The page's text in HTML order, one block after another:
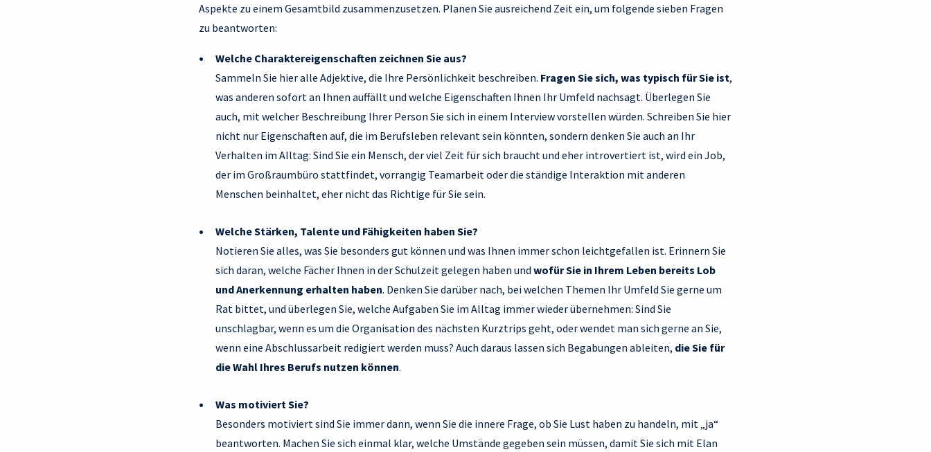
Aspekte zu einem Gesamtbild zusammenzusetzen. Planen Sie ausreichend Zeit ein, um folgende sieben Fragen
zu beantworten:
Welche Charaktereigenschaften zeichnen Sie aus?
Sammeln Sie hier alle Adjektive, die Ihre Persönlichkeit beschreiben. Fragen Sie sich, was typisch für Sie ist,
was anderen sofort an Ihnen auffällt und welche Eigenschaften Ihnen Ihr Umfeld nachsagt. Überlegen Sie
auch, mit welcher Beschreibung Ihrer Person Sie sich in einem Interview vorstellen würden. Schreiben Sie hier
nicht nur Eigenschaften auf, die im Berufsleben relevant sein könnten, sondern denken Sie auch an Ihr
Verhalten im Alltag: Sind Sie ein Mensch, der viel Zeit für sich braucht und eher introvertiert ist, wird ein Job,
der im Großraumbüro stattfindet, vorrangig Teamarbeit oder die ständige Interaktion mit anderen
Menschen beinhaltet, eher nicht das Richtige für Sie sein.
Welche Stärken, Talente und Fähigkeiten haben Sie?
Notieren Sie alles, was Sie besonders gut können und was Ihnen immer schon leichtgefallen ist. Erinnern Sie
sich daran, welche Fächer Ihnen in der Schulzeit gelegen haben und wofür Sie in Ihrem Leben bereits Lob
und Anerkennung erhalten haben. Denken Sie darüber nach, bei welchen Themen Ihr Umfeld Sie gerne um
Rat bittet, und überlegen Sie, welche Aufgaben Sie im Alltag immer wieder übernehmen: Sind Sie
unschlagbar, wenn es um die Organisation des nächsten Kurztrips geht, oder wendet man sich gerne an Sie,
wenn eine Abschlussarbeit redigiert werden muss? Auch daraus lassen sich Begabungen ableiten, die Sie für
die Wahl Ihres Berufs nutzen können.
Was motiviert Sie?
Besonders motiviert sind Sie immer dann, wenn Sie die innere Frage, ob Sie Lust haben zu handeln, mit „ja“
beantworten. Machen Sie sich einmal klar, welche Umstände gegeben sein müssen, damit Sie sich mit Elan